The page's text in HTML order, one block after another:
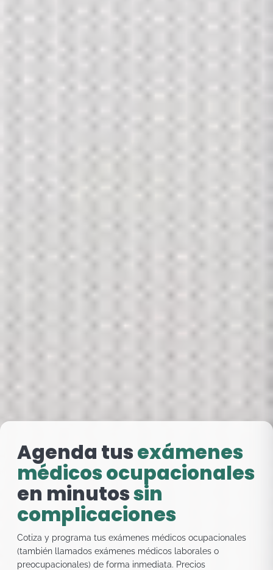
Agenda tusexámenes
médicos ocupacionales
en minutossin
complicaciones
Cotiza y programa tus exámenes médicos ocupacionales
(también llamados exámenes médicos laborales o
preocupacionales) de forma inmediata. Precios